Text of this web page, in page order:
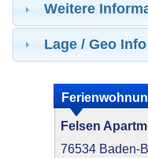
Weitere
Lage / Geo Info
Felsen
76534 Baden-